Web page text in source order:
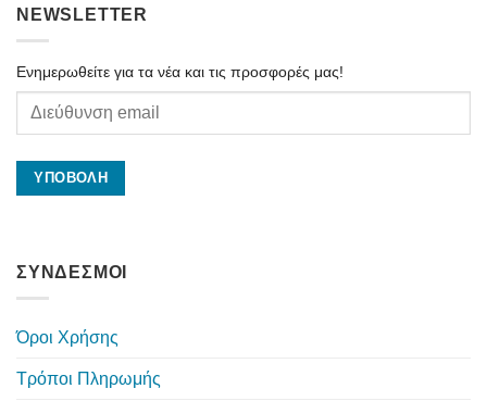
NEWSLETTER
Ενημερωθείτε για τα νέα και τις προσφορές μας!
ΣΥΝΔΕΣΜΟΙ
Όροι Χρήσης
Τρόποι Πληρωμής